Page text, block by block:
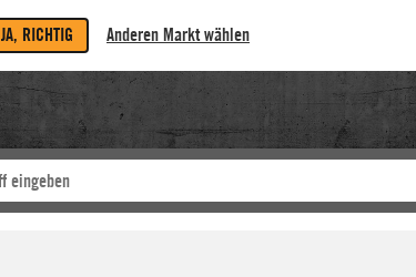
JA, RICHTIG Anderen Markt wählen